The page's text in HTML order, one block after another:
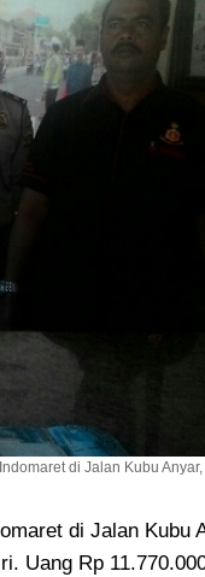
di Jalan Kubu
di Jalan Kubu
. Uang Rp